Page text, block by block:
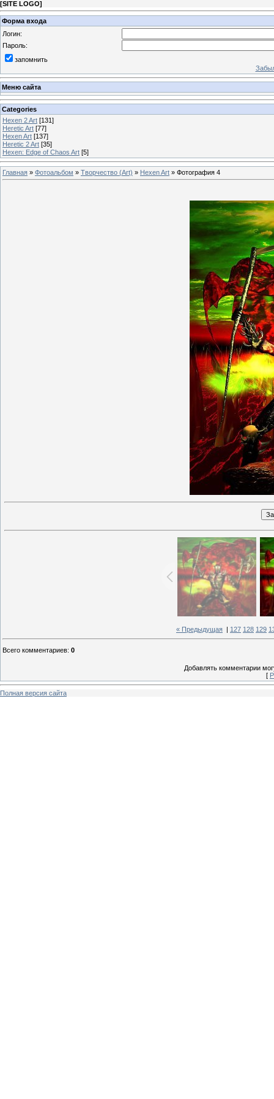
[SITE LOGO]
Форма входа
Логин:
Пароль:
запомнить
Меню сайта
Categories
Hexen 2 Art [131]
Heretic Art [77]
Hexen Art [137]
Heretic 2 Art [35]
Hexen: Edge of Chaos Art [5]
Главная » Фотоальбом » Творчество (Art) » Hexen Art » Фотография 4
« Предыдущая 127 128 129
Всего комментариев: 0
Добавлять комментарии
[
Полная версия сайта